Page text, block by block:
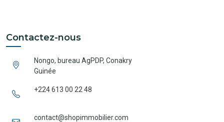
Contactez-nous
Nongo, bureau AgPDP, Conakry
Guinée
+224 613 00 22 48
contact@shopimmobilier.com